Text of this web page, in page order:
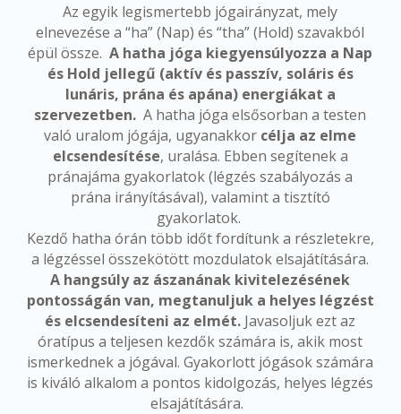
Az egyik legismertebb jógairányzat, mely
elnevezése a “ha” (Nap) és “tha” (Hold) szavakból
épül össze.A hatha jóga kiegyensúlyozza a Nap
és Hold jellegű (aktív és passzív, soláris és
lunáris, prána és apána) energiákat a
szervezetben. A hatha jóga elsősorban a testen
való uralom jógája, ugyanakkor célja az elme
elcsendesítése, uralása. Ebben segítenek a
pránajáma gyakorlatok (légzés szabályozás a
prána irányításával), valamint a tisztító
gyakorlatok.
Kezdő hatha órán több időt fordítunk a részletekre,
a légzéssel összekötött mozdulatok elsajátítására.
A hangsúly az ászanának kivitelezésének
pontosságán van, megtanuljuk a helyes légzést
és elcsendesíteni az elmét. Javasoljuk ezt az
óratípus a teljesen kezdők számára is, akik most
ismerkednek a jógával. Gyakorlott jógások számára
is kiváló alkalom a pontos kidolgozás, helyes légzés
elsajátítására.